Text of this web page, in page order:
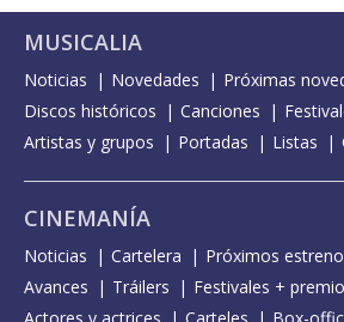
MUSICALIA
Noticias Novedades
Próximas
Discos históricos
Canciones
Artistas y grupos
Portadas Listas
CINEMANÍA
Noticias Cartelera Próximos
Avances
Tráilers
Festivales +